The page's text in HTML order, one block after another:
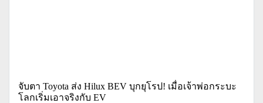
จับตา Toyota ส่ง Hilux BEV บุกยุโรป! เมื่อเจ้าพ่อกระบะ
โลกเริ่มเอาจริงกับ EV